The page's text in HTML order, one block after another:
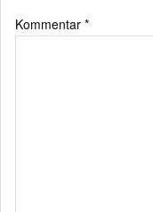
Kommentar *